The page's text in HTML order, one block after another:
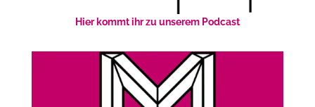
Hier kommt ihr zu unserem Podcast